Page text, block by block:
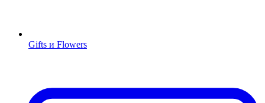
Gifts и Flowers